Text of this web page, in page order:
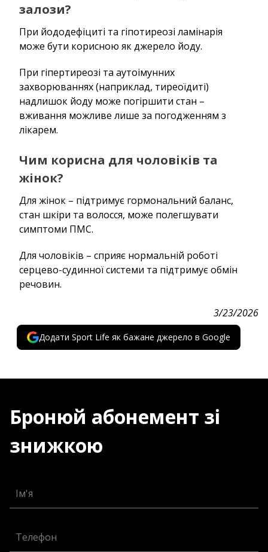
залози?
При йододефіциті та гіпотиреозі ламінарія
може бути корисною як джерело йоду.
При гіпертиреозі та аутоімунних
захворюваннях (наприклад, тиреоїдиті)
надлишок йоду може погіршити стан –
вживання можливе лише за погодженням з
лікарем.
Чим корисна для чоловіків та
жінок?
Для жінок – підтримує гормональний баланс,
стан шкіри та волосся, може полегшувати
симптоми ПМС.
Для чоловіків – сприяє нормальній роботі
серцево-судинної системи та підтримує обмін
речовин.
3/23/2026
Додати Sport Life як бажане джерело в Google
Бронюй абонемент зі
знижкою
Ім'я
Телефон